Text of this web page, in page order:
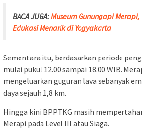
BACA JUGA:Museum Gunungapi
Edukasi Menarik di Yogyakarta
Sementara itu, berdasarkan periode
mulai pukul 12.00 sampai 18.00 WIB.
mengeluarkan guguran lava sebanyak
daya sejauh 1,8 km.
Hingga kini BPPTKG masih
Merapi pada Level III atau Siaga.